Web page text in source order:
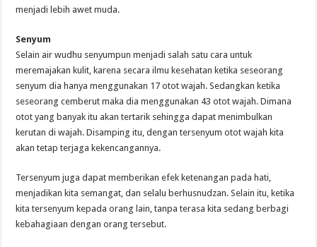
menjadi lebih awet muda.
Senyum
Selain air wudhu senyumpun menjadi salah satu cara untuk
meremajakan kulit, karena secara ilmu kesehatan ketika seseorang
senyum dia hanya menggunakan 17 otot wajah. Sedangkan ketika
seseorang cemberut maka dia menggunakan 43 otot wajah. Dimana
otot yang banyak itu akan tertarik sehingga dapat menimbulkan
kerutan di wajah. Disamping itu, dengan tersenyum otot wajah kita
akan tetap terjaga kekencangannya.
Tersenyum juga dapat memberikan efek ketenangan pada hati,
menjadikan kita semangat, dan selalu berhusnudzan. Selain itu, ketika
kita tersenyum kepada orang lain, tanpa terasa kita sedang berbagi
kebahagiaan dengan orang tersebut.